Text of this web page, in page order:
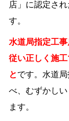
店」に認定さ
す。
水道局指定工
従い正しく施
とです。水道
べ、むずかし
ます。